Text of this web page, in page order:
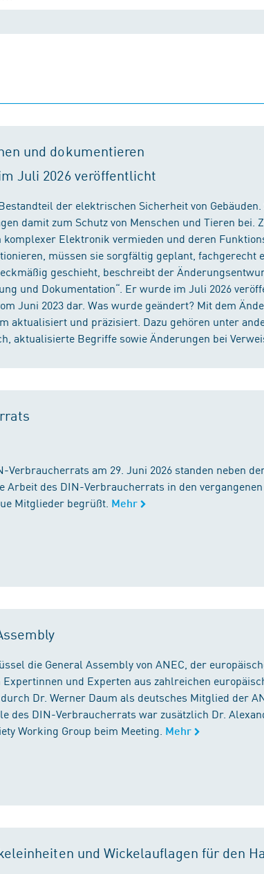
und dokumentieren
Juli 2026 veröffentlicht
der elektrischen Sicherheit von Gebäuden.
damit zum Schutz von Menschen und Tieren bei.
Elektronik vermieden und deren
müssen sie sorgfältig geplant, fachgerecht
geschieht, beschreibt der
und Dokumentation“. Er wurde im Juli 2026
Juni 2023 dar. Was wurde geändert? Mit dem
aktualisiert und präzisiert. Dazu gehören unter
aktualisierte Begriffe sowie Änderungen bei
am 29. Juni 2026 standen neben
des DIN-Verbraucherrats in den
Mitglieder begrüßt. Mehr
die General Assembly von ANEC, der
und Experten aus zahlreichen
Dr. Werner Daum als deutsches Mitglied der
des DIN-Verbraucherrats war zusätzlich Dr.
Working Group beim Meeting. Mehr
und Wickelauflagen für den